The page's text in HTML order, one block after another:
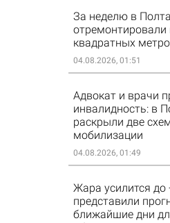
За неделю в
отремонтировали
квадратных
04.08.2026, 01:51
Адвокат и врачи
инвалидность: в
раскрыли две
мобилизации
04.08.2026, 01:49
Жара усилится до
представили
ближайшие дни